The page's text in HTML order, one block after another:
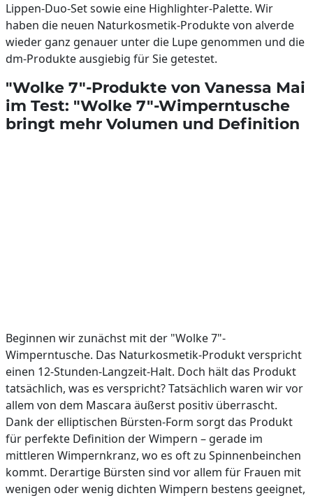
Lippen-Duo-Set sowie eine Highlighter-Palette. Wir
haben die neuen Naturkosmetik-Produkte von alverde
wieder ganz genauer unter die Lupe genommen und die
dm-Produkte ausgiebig für Sie getestet.
"Wolke 7"-Produkte von Vanessa Mai
im Test: "Wolke 7"-Wimperntusche
bringt mehr Volumen und Definition
Beginnen wir zunächst mit der "Wolke 7"-
Wimperntusche. Das Naturkosmetik-Produkt verspricht
einen 12-Stunden-Langzeit-Halt. Doch hält das Produkt
tatsächlich, was es verspricht? Tatsächlich waren wir vor
allem von dem Mascara äußerst positiv überrascht.
Dank der elliptischen Bürsten-Form sorgt das Produkt
für perfekte Definition der Wimpern – gerade im
mittleren Wimpernkranz, wo es oft zu Spinnenbeinchen
kommt. Derartige Bürsten sind vor allem für Frauen mit
wenigen oder wenig dichten Wimpern bestens geeignet,